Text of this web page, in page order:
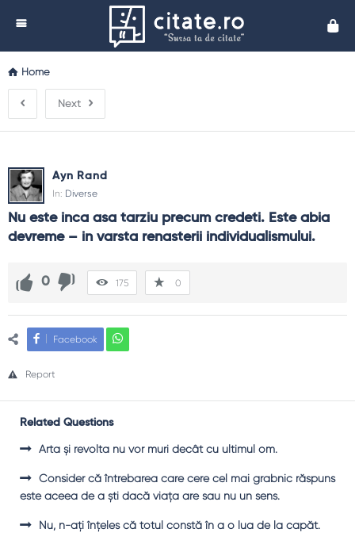
Home
Next
Ayn Rand
In: Diverse
Nu este inca asa tarziu precum credeti. Este abia
devreme – in varsta renasterii individualismului.
0 175 0
Facebook
Report
Related Questions
Arta și revolta nu vor muri decât cu ultimul om.
Consider că întrebarea care cere cel mai grabnic răspuns
este aceea de a ști dacă viața are sau nu un sens.
Nu, n-ați înțeles că totul constă în a o lua de la capăt.